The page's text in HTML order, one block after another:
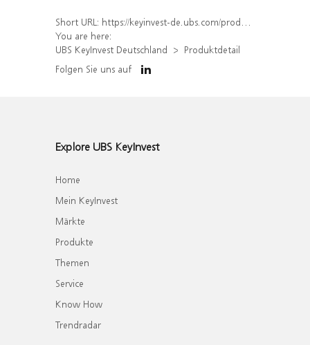
Short URL: https://keyinvest-de.ubs.com/produkt/detail/index/isin/DE000WA8ACH5
You are here:
UBS KeyInvest Deutschland
Produktdetail
Folgen Sie uns auf
Explore UBS KeyInvest
Home
Mein KeyInvest
Märkte
Produkte
Themen
Service
Know How
Trendradar